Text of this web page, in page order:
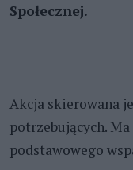
Społecznej.
Akcja skierowana
potrzebujących.
podstawowego